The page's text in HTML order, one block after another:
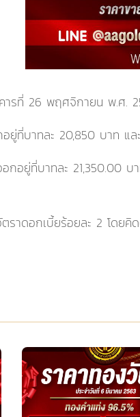
ารที่ 26 พฤศจิกายน พ.ศ.
ยู่ที่บาทละ 20,850 บาท แล
กอยู่ที่บาทละ 21,350.00 บ
ราดอกเบี้ยร้อยละ 2 โดยคิ